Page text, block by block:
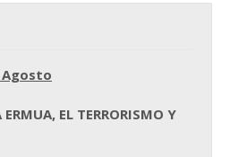
Agosto
ERMUA, EL TERRORISMO Y